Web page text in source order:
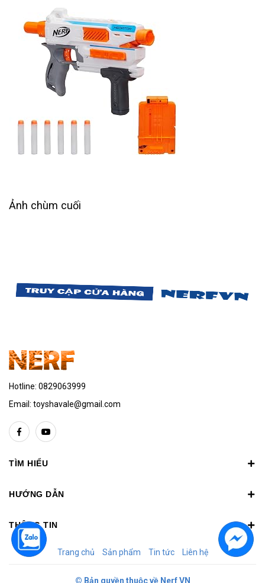
Ảnh chùm cuối
Hotline: 0829063999
Email: toyshavale@gmail.com
TÌM HIỂU
HƯỚNG DẪN
THÔNG TIN
Trang chủ Sản phẩm Tin tức Liên hệ
© Bản quyền thuộc về Nerf VN